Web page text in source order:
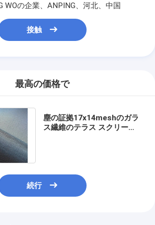
WOの企業、ANPING、河北、中国
接触
最高の価格で
塵の証拠17x14meshのガラ
ス繊維のテラス スクリーン
続行